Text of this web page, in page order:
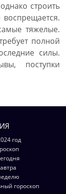
строить
тяжелые.
полной
силы.
поступки
год
гороскоп